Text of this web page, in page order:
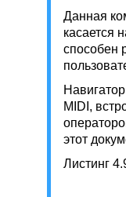
Данная
касается
способен
MIDI,
этот
Листинг